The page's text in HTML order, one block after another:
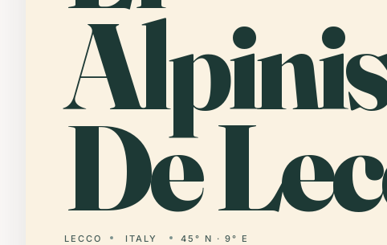
De
LECCO ITALY 45° N · 9° E